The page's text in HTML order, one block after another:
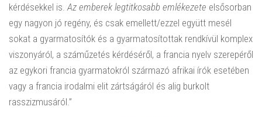
kérdésekkel is. Az emberek legtitkosabb emlékezete elsősorban
egy nagyon jó regény, és csak emellett/ezzel együtt mesél
sokat a gyarmatosítók és a gyarmatosítottak rendkívül komplex
viszonyáról, a száműzetés kérdéséről, a francia nyelv szerepéről
az egykori francia gyarmatokról származó afrikai írók esetében
vagy a francia irodalmi elit zártságáról és alig burkolt
rasszizmusáról.”